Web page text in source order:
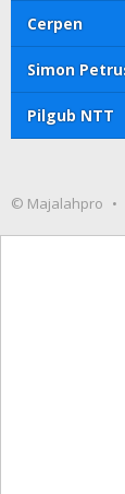
Cerpen
Simon
Pilgub NTT
© Majalahpro